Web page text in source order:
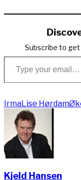
Link
Subscribe to
Type your email…
IrmaLise Hørdam
Kjeld Hansen